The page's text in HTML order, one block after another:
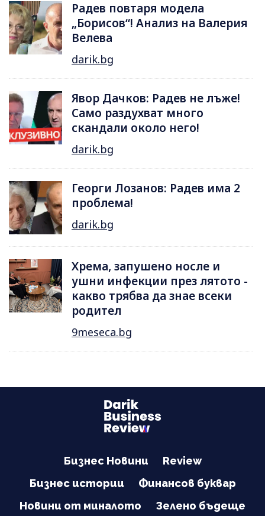
Радев повтаря модела
„Борисов“! Анализ на Валерия
Велева
darik.bg
Явор Дачков: Радев не лъже!
Само раздухват много
скандали около него!
darik.bg
Георги Лозанов: Радев има 2
проблема!
darik.bg
Хрема, запушено носле и
ушни инфекции през лятотo -
какво трябва да знае всеки
родител
9meseca.bg
Бизнес Новини
Review
Бизнес истории
Финансов буквар
Новини от миналото
Зелено бъдеще